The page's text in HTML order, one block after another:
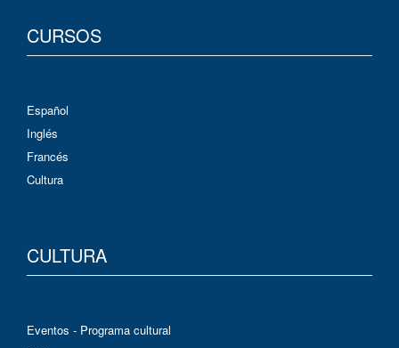
CURSOS
Español
Inglés
Francés
Cultura
CULTURA
Eventos - Programa cultural